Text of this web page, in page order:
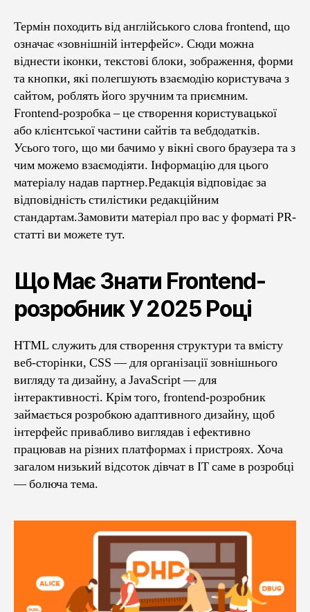
До
Термін походить від англійського слова frontend, що
означає «зовнішній інтерфейс». Сюди можна
віднести іконки, текстові блоки, зображення, форми
та кнопки, які полегшують взаємодію користувача з
сайтом, роблять його зручним та приємним.
Frontend-розробка – це створення користувацької
або клієнтської частини сайтів та вебдодатків.
Усього того, що ми бачимо у вікні свого браузера та з
чим можемо взаємодіяти. Інформацію для цього
матеріалу надав партнер.Редакція відповідає за
відповідність стилістики редакційним
стандартам.Замовити матеріал про вас у форматі PR-
статті ви можете тут.
Що Має Знати Frontend-
розробник У 2025 Році
HTML служить для створення структури та вмісту
веб-сторінки, CSS — для організації зовнішнього
вигляду та дизайну, а JavaScript — для
інтерактивності. Крім того, frontend-розробник
займається розробкою адаптивного дизайну, щоб
інтерфейс привабливо виглядав і ефективно
працював на різних платформах і пристроях. Хоча
загалом низький відсоток дівчат в IT саме в розробці
— болюча тема.